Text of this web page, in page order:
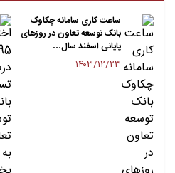
ساعت کاری سامانه چکاوک
بانک توسعه تعاون در روزهای
پایانی اسفند سال…
۱۴۰۳/۱۲/۲۳